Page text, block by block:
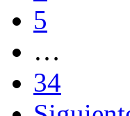
5
…
34